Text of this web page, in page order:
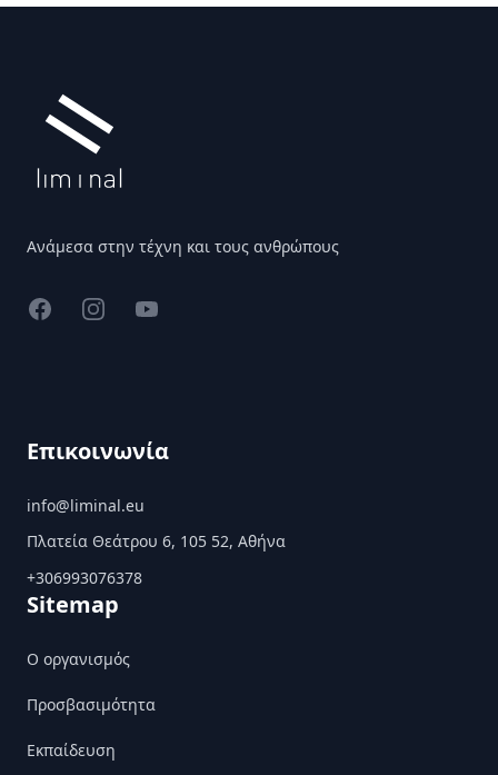
Ανάμεσα στην τέχνη και τους ανθρώπους
FacebookInstagramYouTube
Επικοινωνία
info@liminal.eu
Πλατεία Θεάτρου 6, 105 52, Αθήνα
+306993076378
Sitemap
Ο οργανισμός
Προσβασιμότητα
Εκπαίδευση